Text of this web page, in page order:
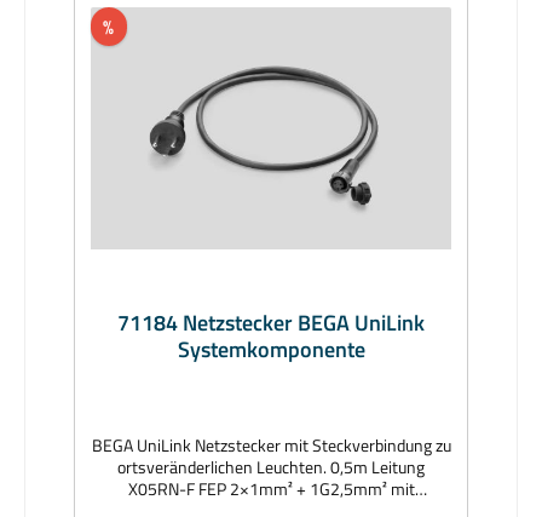
%
71184 Netzstecker BEGA UniLink
Systemkomponente
BEGA UniLink Netzstecker mit Steckverbindung zu
ortsveränderlichen Leuchten. 0,5m Leitung
X05RN-F FEP 2×1mm² + 1G2,5mm² mit